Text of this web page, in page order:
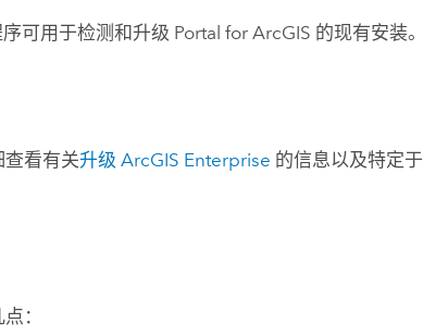
可用于检测和升级 Portal for ArcGIS 的现有安装。
查看有关升级ArcGIS Enterprise 的信息以及特定于
：